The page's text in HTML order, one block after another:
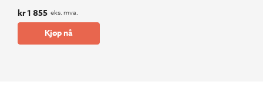
kr1 855 eks. mva.
Kjøp nå